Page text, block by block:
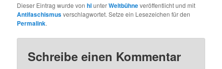
Dieser Eintrag wurde vonhlunterWeltbühneveröffentlicht und mit
Antifaschismusverschlagwortet. Setze ein Lesezeichen für den
Permalink.
Schreibe einen Kommentar